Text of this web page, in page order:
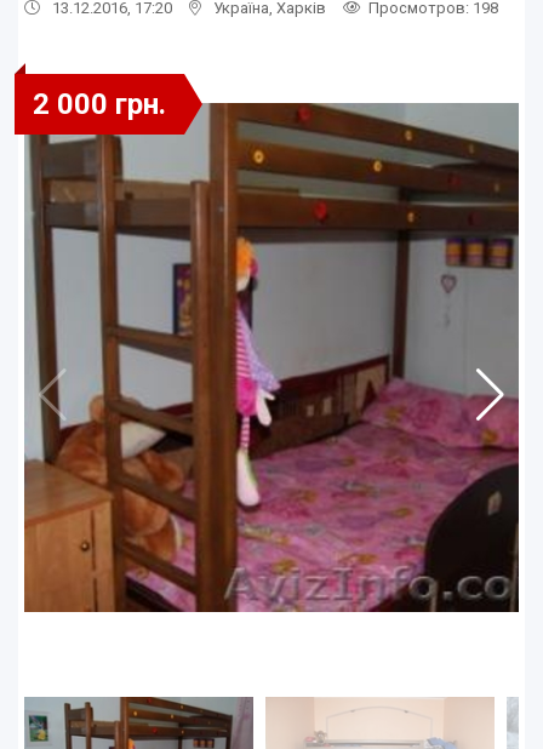
13.12.2016, 17:20 Україна Харків Просмотров: 198
2 000 грн.